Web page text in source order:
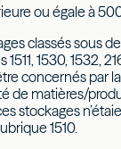
ou égale à
classés sous
1530, 1532,
concernés par la
de matières/
stockages
1510.